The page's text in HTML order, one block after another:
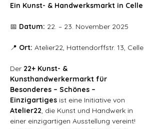
Ein Kunst- & Handwerksmarkt in Celle
📅 Datum: 22. – 23. November 2025
📍 Ort: Atelier22, Hattendorffstr. 13, Celle
Der 22+ Kunst- &
Kunsthandwerkermarkt für
Besonderes – Schönes –
Einzigartiges ist eine Initiative von
Atelier22 , die Kunst und Handwerk in
einer einzigartigen Ausstellung vereint!